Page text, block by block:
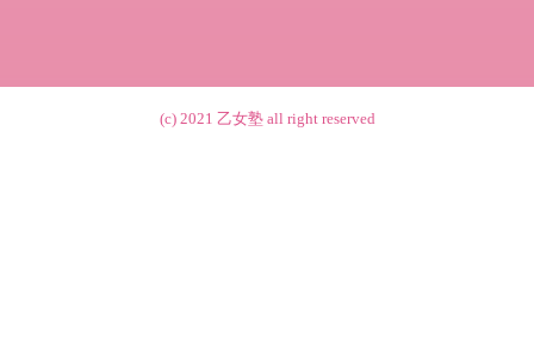
(c) 2021 乙女塾all right reserved